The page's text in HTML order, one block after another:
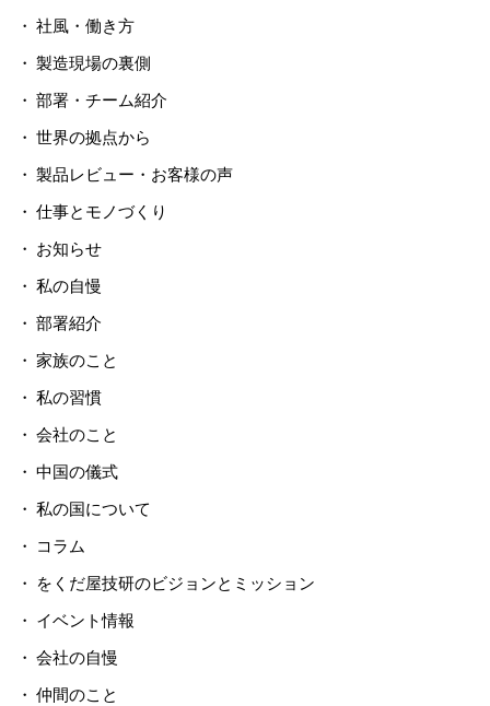
社風・働き方
製造現場の裏側
部署・チーム紹介
世界の拠点から
製品レビュー・お客様の声
仕事とモノづくり
お知らせ
私の自慢
部署紹介
家族のこと
私の習慣
会社のこと
中国の儀式
私の国について
コラム
をくだ屋技研のビジョンとミッション
イベント情報
会社の自慢
仲間のこと